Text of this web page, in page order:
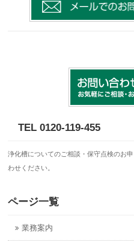
TEL 0120-119-455
浄化槽についてのご相談・保守点検のお
わせください。
ページ一覧
業務案内